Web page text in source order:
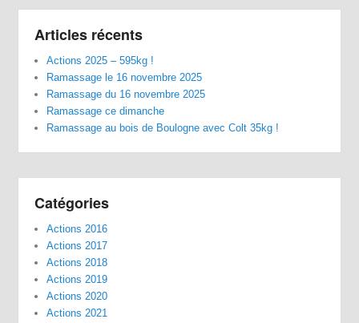
Articles récents
Actions 2025 – 595kg !
Ramassage le 16 novembre 2025
Ramassage du 16 novembre 2025
Ramassage ce dimanche
Ramassage au bois de Boulogne avec Colt 35kg !
Catégories
Actions 2016
Actions 2017
Actions 2018
Actions 2019
Actions 2020
Actions 2021